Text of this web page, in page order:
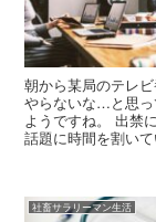
朝から某局のテレ
やらないな…と思っ
ようですね。 出禁
話題に時間を割い
社畜サラリーマン生活